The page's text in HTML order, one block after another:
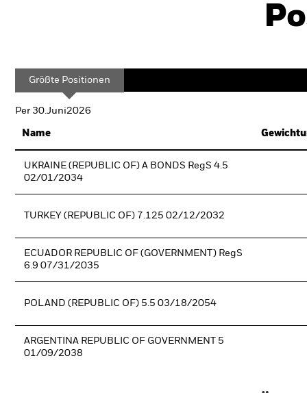
Größte Positionen
Per 30.Juni2026
Name
UKRAINE (REPUBLIC OF) A BONDS RegS 4.5
02/01/2034
TURKEY (REPUBLIC OF) 7.125 02/12/2032
ECUADOR REPUBLIC OF (GOVERNMENT) RegS
6.9 07/31/2035
POLAND (REPUBLIC OF) 5.5 03/18/2054
ARGENTINA REPUBLIC OF GOVERNMENT 5
01/09/2038